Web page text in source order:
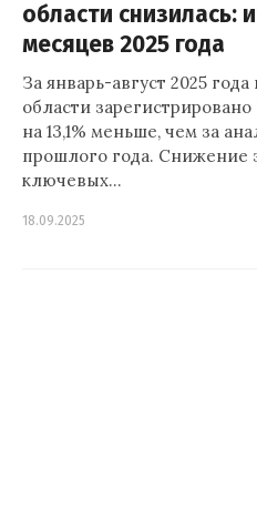
области снизилась:
месяцев 2025 года
За январь-август 2025
области
на 13,1% меньше, чем за
прошлого года. Снижение
ключевых…
18.09.2025